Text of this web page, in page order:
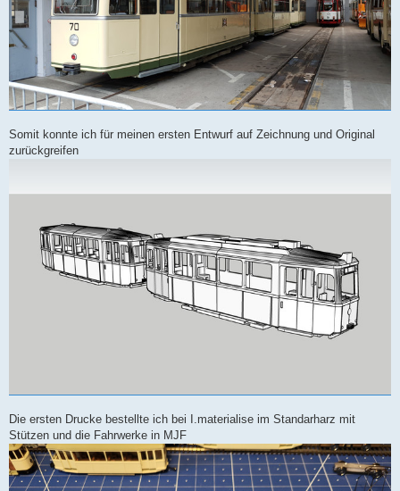
Somit konnte ich für meinen ersten Entwurf auf Zeichnung und Original
zurückgreifen
Die ersten Drucke bestellte ich bei I.materialise im Standarharz mit
Stützen und die Fahrwerke in MJF